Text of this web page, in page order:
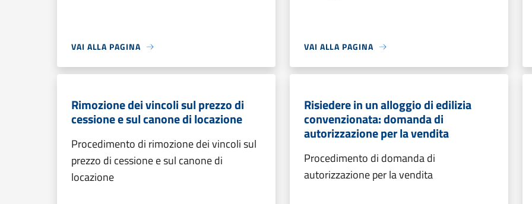
VAI ALLA PAGINA VAI ALLA PAGINA
Rimozione dei vincoli sul prezzo di
cessione e sul canone di locazione
Procedimento di rimozione dei vincoli sul
prezzo di cessione e sul canone di
locazione
Risiedere in un alloggio di edilizia
convenzionata: domanda di
autorizzazione per la vendita
Procedimento di domanda di
autorizzazione per la vendita